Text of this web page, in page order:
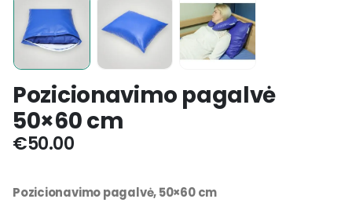
Pozicionavimo pagalvė
50×60 cm
€50.00
Pozicionavimo pagalvė, 50×60 cm